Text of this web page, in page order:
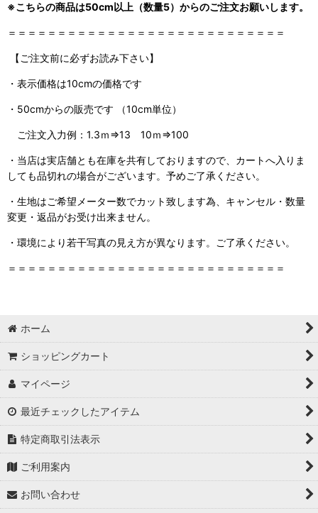
※こちらの商品は50cm以上（数量5）からのご注文お願いします。
＝＝＝＝＝＝＝＝＝＝＝＝＝＝＝＝＝＝＝＝＝＝＝＝＝＝＝＝
【ご注文前に必ずお読み下さい】
・表示価格は10cmの価格です
・50cmからの販売です （10cm単位）
ご注文入力例：1.3ｍ⇒13 10ｍ⇒100
・当店は実店舗とも在庫を共有しておりますので、カートへ入りま
しても品切れの場合がございます。予めご了承ください。
・生地はご希望メーター数でカット致します為、キャンセル・数量
変更・返品がお受け出来ません。
・環境により若干写真の見え方が異なります。ご了承ください。
＝＝＝＝＝＝＝＝＝＝＝＝＝＝＝＝＝＝＝＝＝＝＝＝＝＝＝＝
ホーム
ショッピングカート
マイページ
最近チェックしたアイテム
特定商取引法表示
ご利用案内
お問い合わせ